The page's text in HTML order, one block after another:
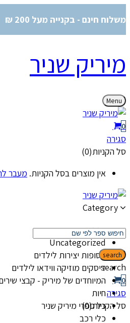
משלוח חינם - בקנייה מעל 200 ₪
מיריק שניר
Menu
0
סגירה
סל הקניות(0)
אין מוצרים בסל הקניות. מעבר
Category
קטגוריות
Uncategorized
אסופות יצירות לילדים
דיסקים מוזיקה ווידאו לילדים
המיוחדים של מיריק - קבצי
חיות
כל ספרי מיריק שניר
כלי רכב
search
search
0
סגירה
סל הקניות(0)